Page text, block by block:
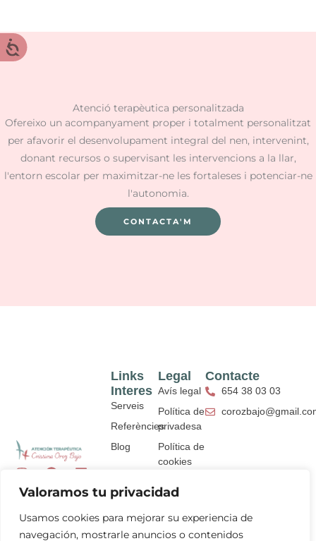
Valoramos tu privacidad
Usamos cookies para mejorar su experiencia de
navegación, mostrarle anuncios o contenidos
Atenció terapèutica personalitzada
Ofereixo un acompanyament proper i totalment personalitzat
per afavorir el desenvolupament integral del nen, intervenint,
donant recursos o supervisant les intervencions a la llar,
l'entorn escolar per maximitzar-ne les fortaleses i potenciar-ne
l'autonomia.
CONTACTA'M
I
n
s
t
a
g
F
c
b
o
L
n
k
e
d
Y
o
u
t
u
b
Legal
Avís legal
Política de
privadesa
Política de
cookies
d'accessibilitat
Links
Interes
Serveis
Referències
Blog
Contacte
654 38 03 03